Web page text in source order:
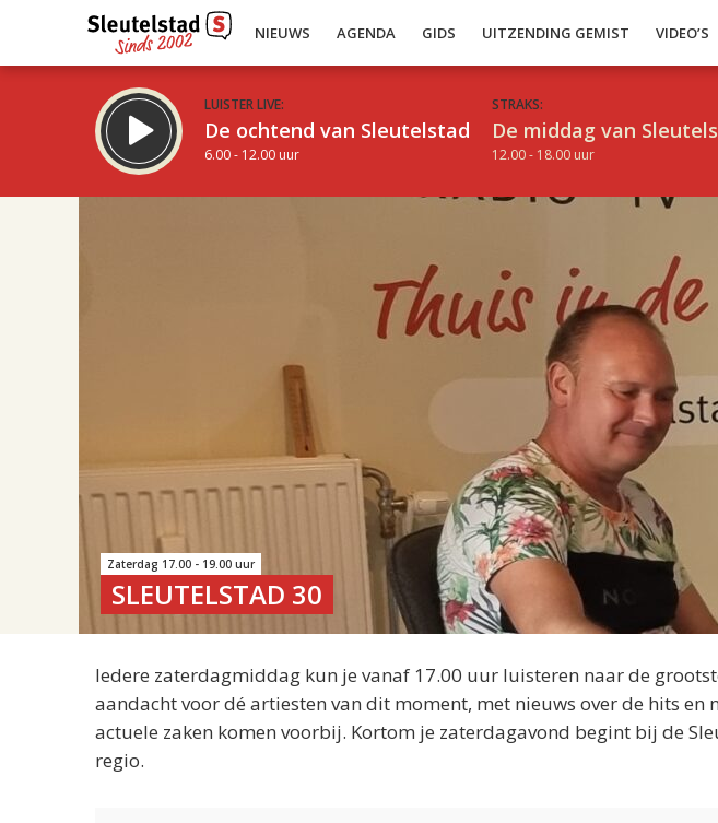
NIEUWS AGENDA GIDS UITZENDING GEMIST VIDEO’S
LUISTER LIVE:
De ochtend van Sleutelstad
6.00 - 12.00 uur
STRAKS:
De middag van
12.00 - 18.00 uur
Zaterdag 17.00 - 19.00 uur
SLEUTELSTAD 30
Iedere zaterdagmiddag kun je vanaf 17.00 uur luisteren naar de
aandacht voor dé artiesten van dit moment, met nieuws over de hits en
actuele zaken komen voorbij. Kortom je zaterdagavond begint bij de
regio.